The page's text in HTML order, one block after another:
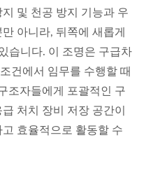
및 천공 방지 기능과 우
아니라, 뒤쪽에 새롭게
습니다. 이 조명은 구급차
건에서 임무를 수행할 때
조자들에게 포괄적인 구
처치 장비 저장 공간이
효율적으로 활동할 수